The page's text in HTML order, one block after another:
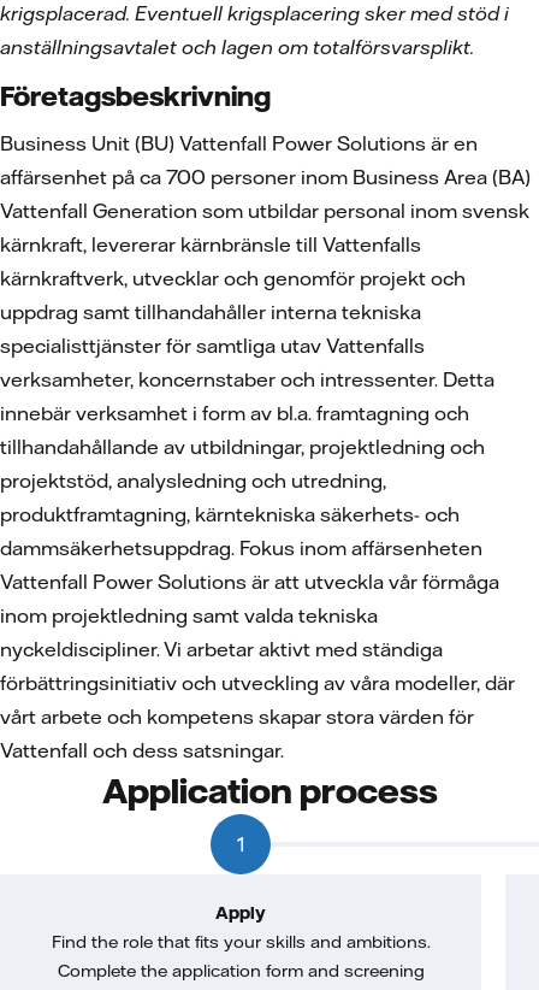
krigsplacerad. Eventuell krigsplacering sker med stöd i
anställningsavtalet och lagen om totalförsvarsplikt.
Företagsbeskrivning
Business Unit (BU) Vattenfall Power Solutions är en
affärsenhet på ca 700 personer inom Business Area (BA)
Vattenfall Generation som utbildar personal inom svensk
kärnkraft, levererar kärnbränsle till Vattenfalls
kärnkraftverk, utvecklar och genomför projekt och
uppdrag samt tillhandahåller interna tekniska
specialisttjänster för samtliga utav Vattenfalls
verksamheter, koncernstaber och intressenter. Detta
innebär verksamhet i form av bl.a. framtagning och
tillhandahållande av utbildningar, projektledning och
projektstöd, analysledning och utredning,
produktframtagning, kärntekniska säkerhets- och
dammsäkerhetsuppdrag. Fokus inom affärsenheten
Vattenfall Power Solutions är att utveckla vår förmåga
inom projektledning samt valda tekniska
nyckeldiscipliner. Vi arbetar aktivt med ständiga
förbättringsinitiativ och utveckling av våra modeller, där
vårt arbete och kompetens skapar stora värden för
Vattenfall och dess satsningar.
Application process
1
Apply
Find the role that fits your skills and ambitions.
Complete the application form and screening